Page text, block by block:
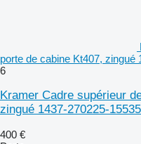
porte de cabine Kt407, zingué
6
Kramer Cadre supérieur
zingué 1437-270225-
400 €